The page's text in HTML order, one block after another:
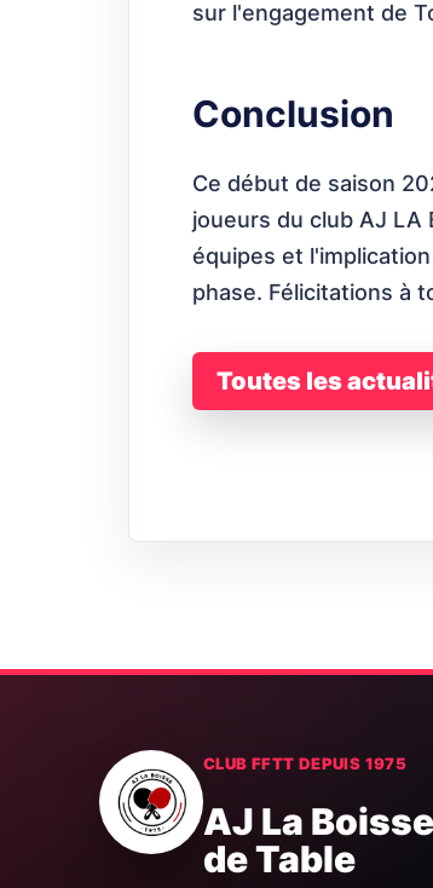
sur l'engagement de
Conclusion
Ce début de saison
joueurs du club AJ LA
équipes et
phase. Félicitations à
Toutes les
CLUB FFTT DEPUIS 1975
AJ La
de Table